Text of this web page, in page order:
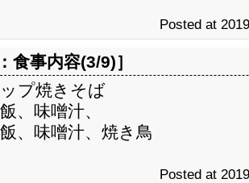
Posted at
食事内容(3/9)］
プ焼きそば
、味噌汁、
、味噌汁、焼き鳥
Posted at